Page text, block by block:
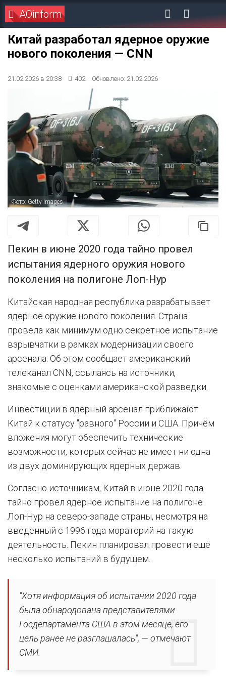
AOinform
Китай разработал ядерное оружие
нового поколения — CNN
21.02.2026 в 20:38 402 Обновлено: 21.02.2026
Фото: Getty Images
Пекин в июне 2020 года тайно провел
испытания ядерного оружия нового
поколения на полигоне Лоп-Нур
Китайская народная республика разрабатывает
ядерное оружие нового поколения. Страна
провела как минимум одно секретное испытание
взрывчатки в рамках модернизации своего
арсенала. Об этом сообщает американский
телеканал CNN, ссылаясь на источники,
знакомые с оценками американской разведки.
Инвестиции в ядерный арсенал приближают
Китай к статусу "равного" России и США. Причём
вложения могут обеспечить технические
возможности, которых сейчас не имеет ни одна
из двух доминирующих ядерных держав.
Согласно источникам, Китай в июне 2020 года
тайно провёл ядерное испытание на полигоне
Лоп-Нур на северо-западе страны, несмотря на
введённый с 1996 года мораторий на такую
деятельность. Пекин планировал провести ещё
несколько испытаний в будущем.
"Хотя информация об испытании 2020 года
была обнародована представителями
Госдепартамента США в этом месяце, его
цель ранее не разглашалась", — отмечают
СМИ.